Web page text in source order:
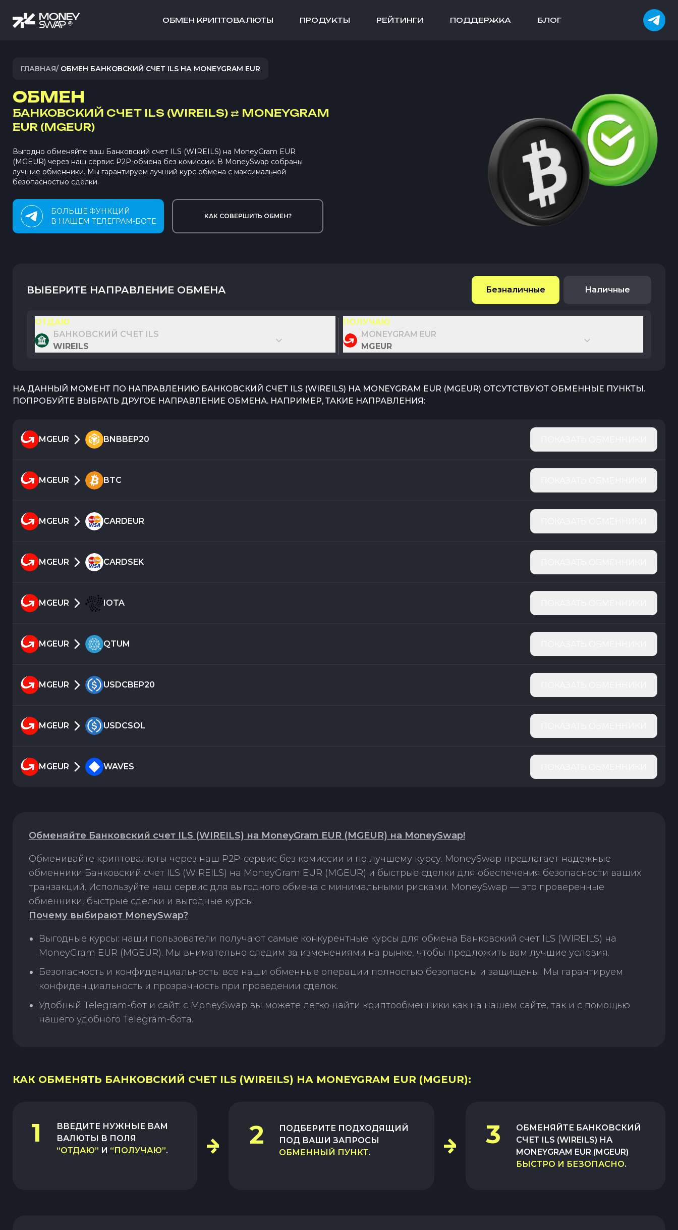
ОБМЕН КРИПТОВАЛЮТЫ ПРОДУКТЫ РЕЙТИНГИ ПОДДЕРЖКА БЛОГ
ГЛАВНАЯ/ ОБМЕН БАНКОВСКИЙ СЧЕТ ILS НА MONEYGRAM EUR
ОБМЕН
БАНКОВСКИЙ СЧЕТ ILS (WIREILS) ⇄ MONEYGRAM
EUR (MGEUR)
Выгодно обменяйте ваш Банковский счет ILS (WIREILS) на MoneyGram EUR
(MGEUR) через наш сервис P2P-обмена без комиссии. В MoneySwap собраны
лучшие обменники. Мы гарантируем лучший курс обмена с максимальной
безопасностью сделки.
БОЛЬШЕ ФУНКЦИЙ
В НАШЕМ ТЕЛЕГРАМ-БОТЕ
КАК СОВЕРШИТЬ ОБМЕН?
ВЫБЕРИТЕ НАПРАВЛЕНИЕ ОБМЕНА Безналичные Наличные
ОТДАЮ
БАНКОВСКИЙ СЧЕТ ILS
WIREILS
ПОЛУЧАЮ
MONEYGRAM EUR
MGEUR
НА ДАННЫЙ МОМЕНТ ПО НАПРАВЛЕНИЮ БАНКОВСКИЙ СЧЕТ ILS (WIREILS) НА MONEYGRAM EUR (MGEUR) ОТСУТСТВУЮТ ОБМЕННЫЕ ПУНКТЫ.
ПОПРОБУЙТЕ ВЫБРАТЬ ДРУГОЕ НАПРАВЛЕНИЕ ОБМЕНА. НАПРИМЕР, ТАКИЕ НАПРАВЛЕНИЯ:
MGEUR BNBBEP20
MGEUR BTC
MGEUR CARDEUR
MGEUR CARDSEK
MGEUR IOTA
MGEUR QTUM
MGEUR USDCBEP20
MGEUR USDCSOL
MGEUR WAVES
Обменяйте Банковский счет ILS (WIREILS) на MoneyGram EUR (MGEUR) на MoneySwap!
Обменивайте криптовалюты через наш P2P-сервис без комиссии и по лучшему курсу. MoneySwap предлагает надежные
обменники Банковский счет ILS (WIREILS) на MoneyGram EUR (MGEUR) и быстрые сделки для обеспечения безопасности ваших
транзакций. Используйте наш сервис для выгодного обмена с минимальными рисками. MoneySwap — это проверенные
обменники, быстрые сделки и выгодные курсы.
Почему выбирают MoneySwap?
Выгодные курсы: наши пользователи получают самые конкурентные курсы для обмена Банковский счет ILS (WIREILS) на
MoneyGram EUR (MGEUR). Мы внимательно следим за изменениями на рынке, чтобы предложить вам лучшие условия.
Безопасность и конфиденциальность: все наши обменные операции полностью безопасны и защищены. Мы гарантируем
конфиденциальность и прозрачность при проведении сделок.
Удобный Telegram-бот и сайт: с MoneySwap вы можете легко найти криптообменники как на нашем сайте, так и с помощью
нашего удобного Telegram-бота.
КАК ОБМЕНЯТЬ БАНКОВСКИЙ СЧЕТ ILS (WIREILS) НА MONEYGRAM EUR (MGEUR):
1
ВВЕДИТЕ НУЖНЫЕ ВАМ
ВАЛЮТЫ В ПОЛЯ
“ОТДАЮ” И “ПОЛУЧАЮ”.
2
ПОДБЕРИТЕ ПОДХОДЯЩИЙ
ПОД ВАШИ ЗАПРОСЫ
ОБМЕННЫЙ ПУНКТ.
3 ОБМЕНЯЙТЕ БАНКОВСКИЙ
СЧЕТ ILS (WIREILS) НА
MONEYGRAM EUR (MGEUR)
БЫСТРО И БЕЗОПАСНО.